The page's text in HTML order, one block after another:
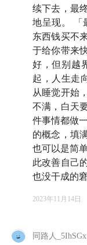
MBTI： MBTI
个维度（外向/
知）上的偏好
人发展、团队
他人的行为方式
MVP：
期节目中被用
J人 & P人：
P（Perceiving
人处理外部世
最大的区别在
AA 戒酒会（
续下去，最
地呈现。 「
东西钱买不
于给你带来
好，但别越
起，人生走
从睡觉开始
不满，白天
件事情都做
的概念，填
也可以是简
此改善自己
也没干成的窘
2023年11月14日
同路人_5IhSGx